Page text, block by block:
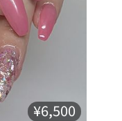
¥6,500